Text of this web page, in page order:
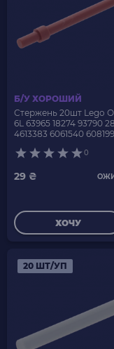
Б/У ХОРОШИЙ
Стержень 20шт Lego
6L 63965 18274 93790
4613383 6061540
Brown Б/У
0
29 ₴
ХОЧУ
20 ШТ/УП